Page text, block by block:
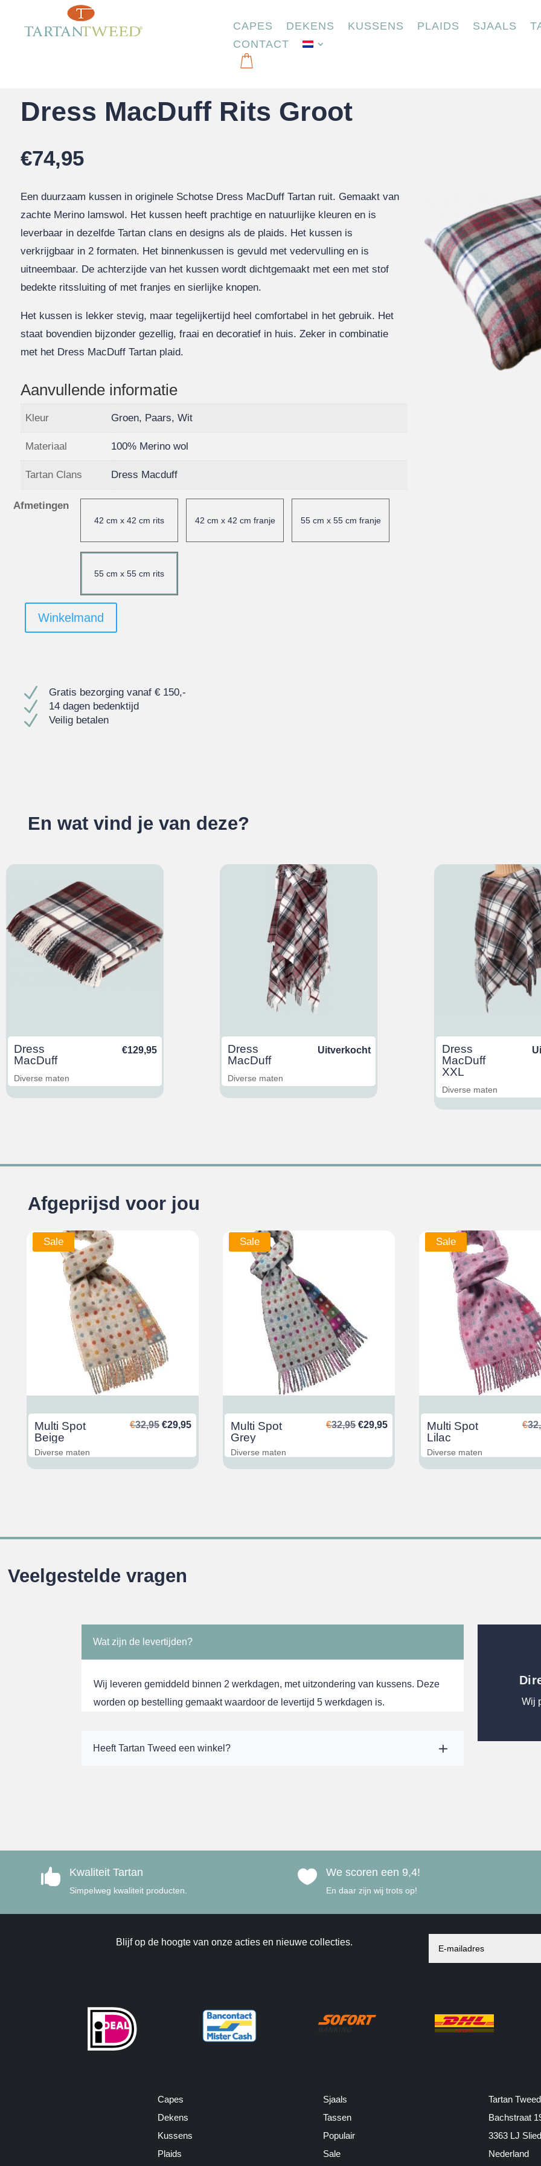
CAPES DEKENS KUSSENS PLAIDS SJAALS
CONTACT
Dress MacDuff Rits Groot
€74,95
Een duurzaam kussen in originele Schotse Dress MacDuff Tartan ruit. Gemaakt van
zachte Merino lamswol. Het kussen heeft prachtige en natuurlijke kleuren en is
leverbaar in dezelfde Tartan clans en designs als de plaids. Het kussen is
verkrijgbaar in 2 formaten. Het binnenkussen is gevuld met vedervulling en is
uitneembaar. De achterzijde van het kussen wordt dichtgemaakt met een met stof
bedekte ritssluiting of met franjes en sierlijke knopen.
Het kussen is lekker stevig, maar tegelijkertijd heel comfortabel in het gebruik. Het
staat bovendien bijzonder gezellig, fraai en decoratief in huis. Zeker in combinatie
met het Dress MacDuff Tartan plaid.
Aanvullende informatie
Kleur Groen, Paars, Wit
Materiaal 100% Merino wol
Tartan Clans Dress Macduff
Afmetingen
42 cm x 42 cm rits 42 cm x 42 cm franje 55 cm x 55 cm franje
55 cm x 55 cm rits
Winkelmand
N Gratis bezorging vanaf € 150,-
N 14 dagen bedenktijd
N Veilig betalen
En wat vind je van deze?
Dress
MacDuff
€129,95
Diverse maten
Dress
MacDuff
Uitverkocht
Diverse maten
Dress
MacDuff
XXL
Diverse maten
Afgeprijsd voor jou
Sale
Multi Spot
Beige
€32,95 Oorspronkelijke
€32,95.
€29,95Huidige
€29,95.
Diverse maten
Sale
Multi Spot
Grey
€32,95 Oorspronkelijke
€32,95.
€29,95Huidige
€29,95.
Diverse maten
Sale
Multi Spot
Lilac
€
Diverse maten
Veelgestelde vragen
Wat zijn de levertijden?
Wij leveren gemiddeld binnen 2 werkdagen, met uitzondering van kussens. Deze
worden op bestelling gemaakt waardoor de levertijd 5 werkdagen is.
Heeft Tartan Tweed een winkel?
Wij
 Kwaliteit Tartan
Simpelweg kwaliteit producten.
 We scoren een 9,4!
En daar zijn wij trots op!
Blijf op de hoogte van onze acties en nieuwe collecties.
Capes
Dekens
Kussens
Plaids
Sjaals
Tassen
Populair
Sale
Tartan
Bachstraat
3363 LJ
Nederland